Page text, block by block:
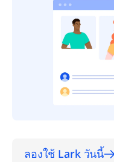
ลองใช้ Lark วันนี้